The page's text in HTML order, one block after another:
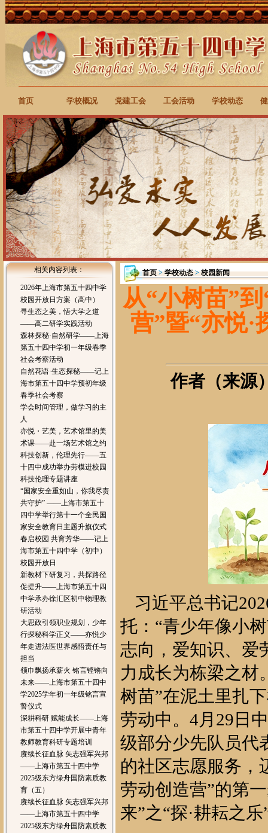
首页 学校概况 党建工会 工会活动 学校动态
相关内容列表：
2026年上海市第五十四中学
校园开放日方案（高中）
寻生态之美，悟大学之道
——高二研学实践活动
森林探秘·自然研学——上海
第五十四中学初一年级春季
社会考察活动
自然花语·生态探秘——记上
海市第五十四中学预初年级
春季社会考察
学会时间管理，做学习的主
人
亦悦・艺美，艺术馆里的美
术课——赴一场艺术馆之约
科技创新，伦理先行——五
十四中成功举办劳模进校园
科技伦理专题讲座
“国家安全重如山，你我尽责
共守护” ——上海市第五十
四中学举行第十一个全民国
家安全教育日主题升旗仪式
春启校园 共育芳华——记上
海市第五十四中学（初中）
校园开放日
新教材下研复习，共探路径
促提升——上海市第五十四
中学承办徐汇区初中物理教
研活动
大思政引领职业规划，少年
行探秘科学正义——亦悦少
年走进法医世界感悟责任与
担当
领巾飘扬承薪火 铭言铿锵向
未来——上海市第五十四中
学2025学年初一年级铭言宣
誓仪式
深耕科研 赋能成长——上海
市第五十四中学开展中青年
教师教育科研专题培训
赓续长征血脉 矢志强军兴邦
——上海市第五十四中学
2025级东方绿舟国防素质教
育（五）
赓续长征血脉 矢志强军兴邦
——上海市第五十四中学
2025级东方绿舟国防素质教
首页>学校动态>校园新闻
从“小树苗”
营”暨“亦悦·
作者（来源
习近平总书记
托：“青少年像小
志向，爱知识、爱
力成长为栋梁之材
树苗”在泥土里扎
劳动中。4月29日
级部分少先队员代
的社区志愿服务，
劳动创造营”的第
来”之“探·耕耘之